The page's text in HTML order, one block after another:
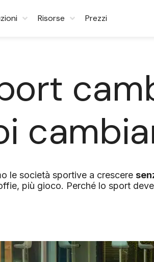
Risorse Prezzi
le società sportive a crescere
più gioco. Perché lo sport